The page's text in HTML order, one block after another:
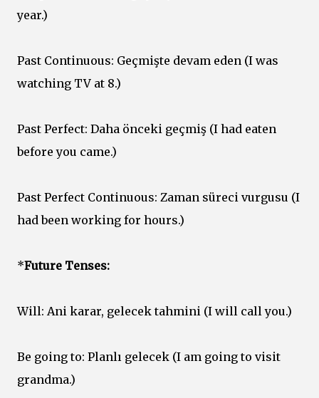
year.)
Past Continuous: Geçmişte devam eden (I was
watching TV at 8.)
Past Perfect: Daha önceki geçmiş (I had eaten
before you came.)
Past Perfect Continuous: Zaman süreci vurgusu (I
had been working for hours.)
*Future Tenses:
Will: Ani karar, gelecek tahmini (I will call you.)
Be going to: Planlı gelecek (I am going to visit
grandma.)